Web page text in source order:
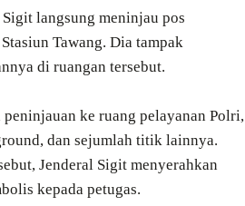
langsung meninjau pos
Tawang. Dia tampak
di ruangan tersebut.
ke ruang pelayanan Polri,
dan sejumlah titik lainnya.
Jenderal Sigit menyerahkan
kepada petugas.